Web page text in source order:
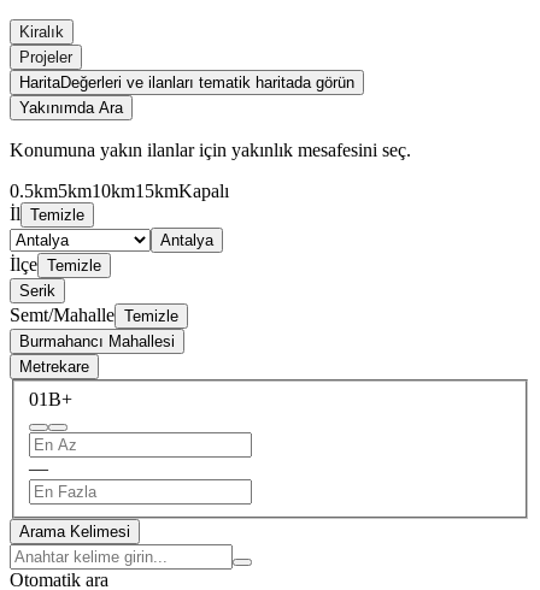
Kiralık
Projeler
HaritaDeğerleri ve ilanları tematik haritada görün
Yakınımda Ara
Konumuna yakın ilanlar için yakınlık mesafesini seç.
0.5km5km10km15kmKapalı
İl Temizle
Antalya
İlçe Temizle
Serik
Semt/Mahalle Temizle
Burmahancı Mahallesi
Metrekare
01B+
—
Arama Kelimesi
Otomatik ara